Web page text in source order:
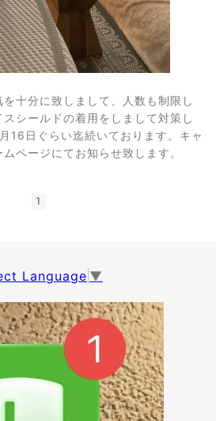
十分に致しまして、人数も制限し
シールドの着用をしまして対策し
16日ぐらい迄続いております。キャ
ページにてお知らせ致します。
1
Language ▼